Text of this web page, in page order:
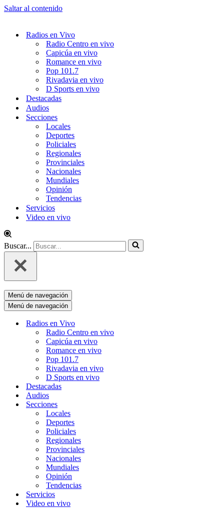
Saltar al contenido
Radios en Vivo
Radio Centro en vivo
Capicúa en vivo
Romance en vivo
Pop 101.7
Rivadavia en vivo
D Sports en vivo
Destacadas
Audios
Secciones
Locales
Deportes
Policiales
Regionales
Provinciales
Nacionales
Mundiales
Opinión
Tendencias
Servicios
Video en vivo
Buscar...
Menú de navegación
Menú de navegación
Radios en Vivo
Radio Centro en vivo
Capicúa en vivo
Romance en vivo
Pop 101.7
Rivadavia en vivo
D Sports en vivo
Destacadas
Audios
Secciones
Locales
Deportes
Policiales
Regionales
Provinciales
Nacionales
Mundiales
Opinión
Tendencias
Servicios
Video en vivo